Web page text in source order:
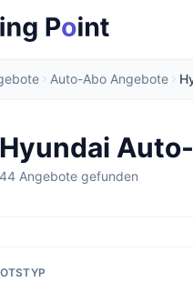
Auto-Abo Angebote
Hyundai
44 Angebote gefunden